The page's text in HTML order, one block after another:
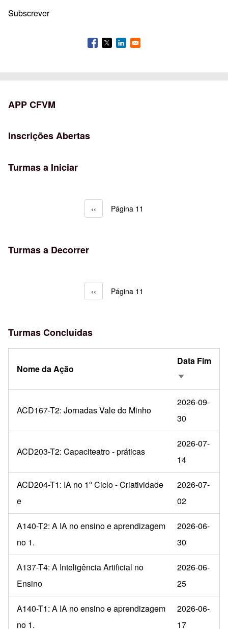
Subscrever
APP CFVM
Inscrições Abertas
Turmas a Iniciar
Paginação
Página anterior
‹‹ Página 11
Turmas a Decorrer
Paginação
Página anterior
‹‹ Página 11
Turmas Concluídas
Nome da Ação
Data Fim
Ordenação
ACD167-T2: Jornadas Vale do Minho
2026-09-
30
ACD203-T2: Capaciteatro - práticas
2026-07-
14
ACD204-T1: IA no 1º Ciclo - Criatividade
e
2026-07-
02
A140-T2: A IA no ensino e aprendizagem
no 1.
2026-06-
30
A137-T4: A Inteligência Artificial no
Ensino
2026-06-
25
A140-T1: A IA no ensino e aprendizagem
no 1.
2026-06-
17